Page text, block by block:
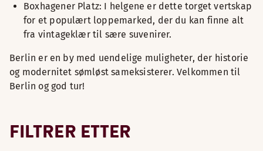
Boxhagener Platz: I helgene er dette torget vertskap
for et populært loppemarked, der du kan finne alt
fra vintageklær til sære suvenirer.
Berlin er en by med uendelige muligheter, der historie
og modernitet sømløst sameksisterer. Velkommen til
Berlin og god tur!
FILTRER ETTER